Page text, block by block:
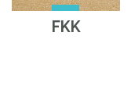
FKK